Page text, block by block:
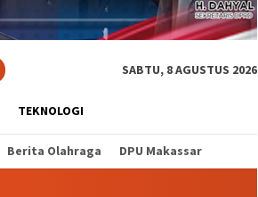
SABTU, 8 AGUSTUS 2026
TEKNOLOGI
Berita Olahraga DPU Makassar